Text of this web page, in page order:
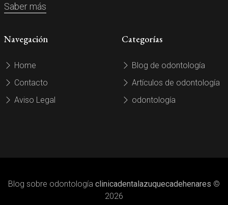
Saber más
Navegación
Home
Contacto
Aviso Legal
Categorías
Blog de odontología
Artículos de odontología
odontología
Blog sobre odontología clinicadentalazuquecadehenares ©
2026